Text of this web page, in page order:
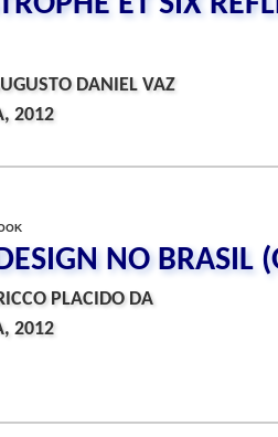
DANIEL VAZ
2012
NO BRASIL
PLACIDO DA
2012